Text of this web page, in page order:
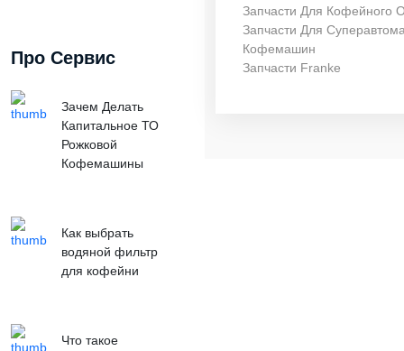
Про Сервис
Зачем Делать
Капитальное ТО
Рожковой
Кофемашины
Как выбрать
водяной фильтр
для кофейни
Что такое
Запчасти Для Кофейного
Запчасти Для
Кофемашин
Запчасти Franke